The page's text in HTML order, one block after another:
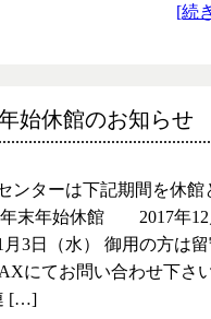
[続
始休館のお知らせ
ンターは下記期間を休館
年末年始休館 2017年12
月3日（水） 御用の方は
にてお問い合わせ下さ
[…]